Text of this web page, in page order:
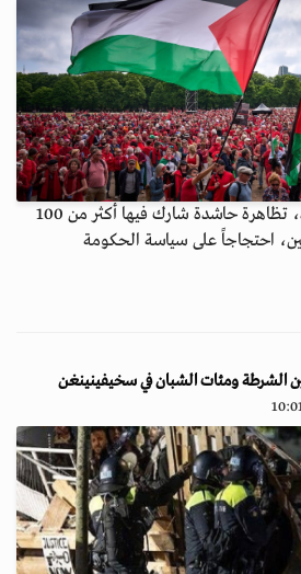
شهدت مدينة لاهاي، الأحد، تظاهرة حاشدة شارك فيها أكثر من 100
احتجاجاً على سياسة الحكومة
الشرطة ومئات الشبان في سخيفينينغن